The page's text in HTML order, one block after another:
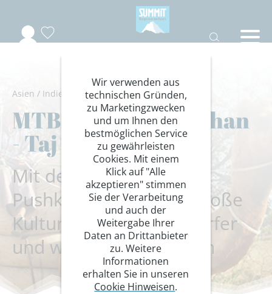
Asien / Indien Rajasthan/Rad /Mountainbike
MTB Indien: Rajasthan
- Taj Mahal
Mit dem Fahrrad von
Pushkar nach Agra | Große
Kultur, traditionelle Dörfer
und weite Landschaften
Wir verwenden aus
technischen Gründen,
zu Marketingzwecken
und um Ihnen den
bestmöglichen Service
zu gewährleisten
Cookies. Mit einem
Klick auf "Alle
akzeptieren" stimmen
Sie der Verarbeitung
und auch der
Weitergabe Ihrer
Daten an Drittanbieter
zu. Weitere
Informationen
erhalten Sie in unseren
Cookie Hinweisen.